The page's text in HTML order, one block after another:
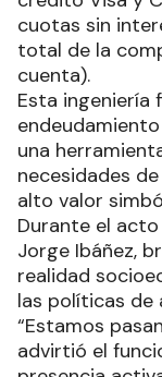
cuotas sin
total de la
cuenta).
Esta ingeniería
una
necesidades
alto valor
Durante el
Jorge Ibáñez,
realidad
las políticas de
“Estamos
advirtió el